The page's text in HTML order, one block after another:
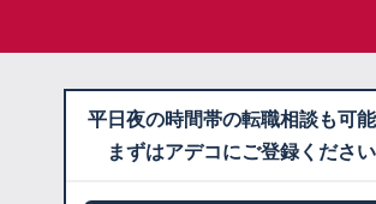
平日夜の時間帯の転職相談も可能
まずはアデコにご登録ください